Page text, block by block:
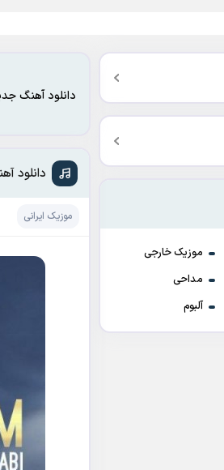
موزیک خارجی
مداحی
آلبوم
دانلود آهنگ
دانلود
موزیک ایرانی